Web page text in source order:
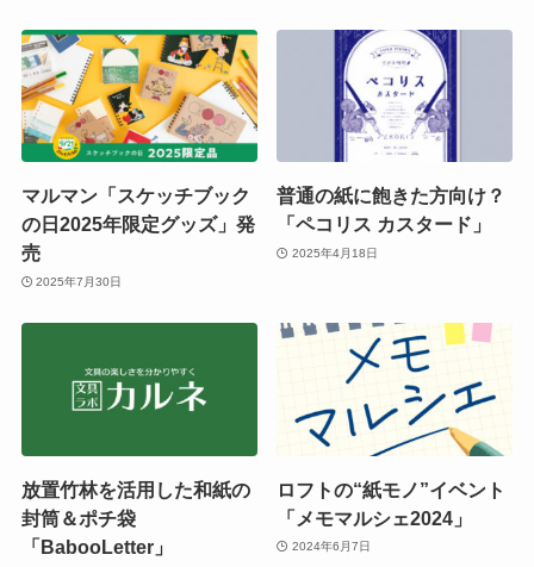
マルマン「スケッチブック
の日2025年限定グッズ」発
売
2025年7月30日
普通の紙に飽きた方向け？
「ペコリス カスタード」
2025年4月18日
放置竹林を活用した和紙の
封筒＆ポチ袋
「BabooLetter」
ロフトの“紙モノ”イベント
「メモマルシェ2024」
2024年6月7日